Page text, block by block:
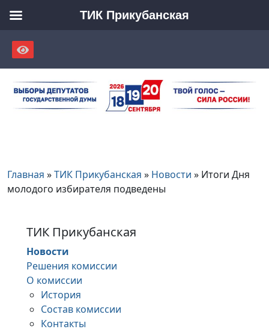
content
Главная »ТИК Прикубанская » Новости » Итоги Дня
молодого избирателя подведены
ТИК Прикубанская
Новости
Решения комиссии
О комиссии
История
Состав комиссии
Контакты
ТИК Прикубанская